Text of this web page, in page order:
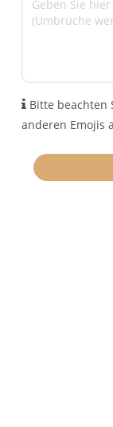
Bitte beachten
anderen Emojis